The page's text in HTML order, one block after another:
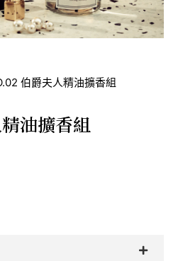
伯爵夫人精油擴香組
油擴香組